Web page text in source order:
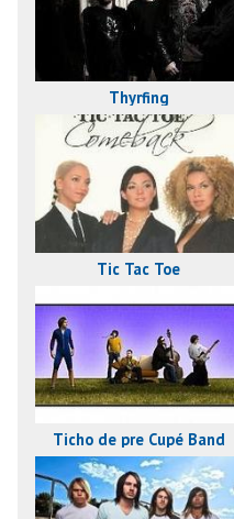
Thyrfing
Tic Tac Toe
Ticho de pre Cupé Band